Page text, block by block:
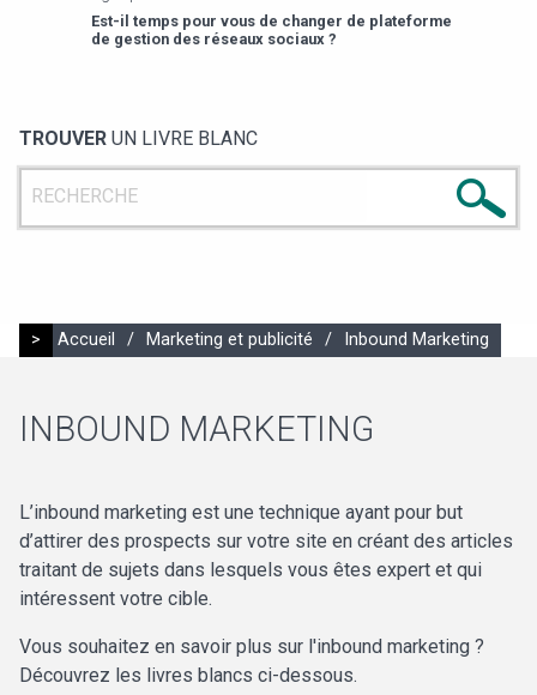
Est-il temps pour vous de changer de plateforme
de gestion des réseaux sociaux ?
TROUVER UN LIVRE BLANC
> Accueil / Marketing et publicité / Inbound Marketing
INBOUND MARKETING
L’inbound marketing est une technique ayant pour but
d’attirer des prospects sur votre site en créant des articles
traitant de sujets dans lesquels vous êtes expert et qui
intéressent votre cible.
Vous souhaitez en savoir plus sur l'inbound marketing ?
Découvrez les livres blancs ci-dessous.